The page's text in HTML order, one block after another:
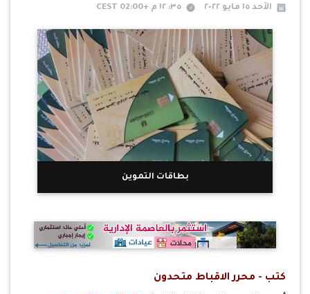
الأحد ١٥ مايو ٢٠٢٢
٣٥: ١٢ م +02:00 CEST
بطاقات التموين
كتب - محرر الاقباط متحدون